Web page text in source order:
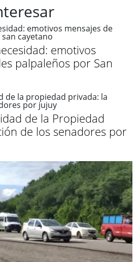
emotivos
palpaleños por San
de la Propiedad
de los senadores por